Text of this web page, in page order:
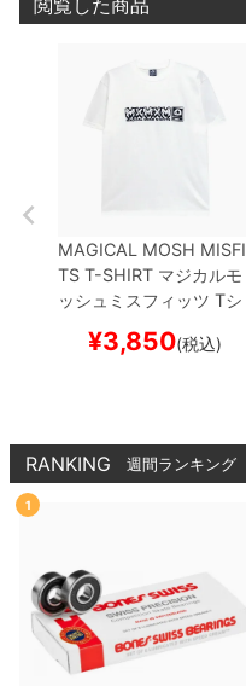
MAGICAL MOSH MISFI
TS T-SHIRT マジカルモ
ッシュミスフィッツ Tシ
MISFITSWHITEスケー
¥3,850(税込)
RANKING 週間ランキング
1